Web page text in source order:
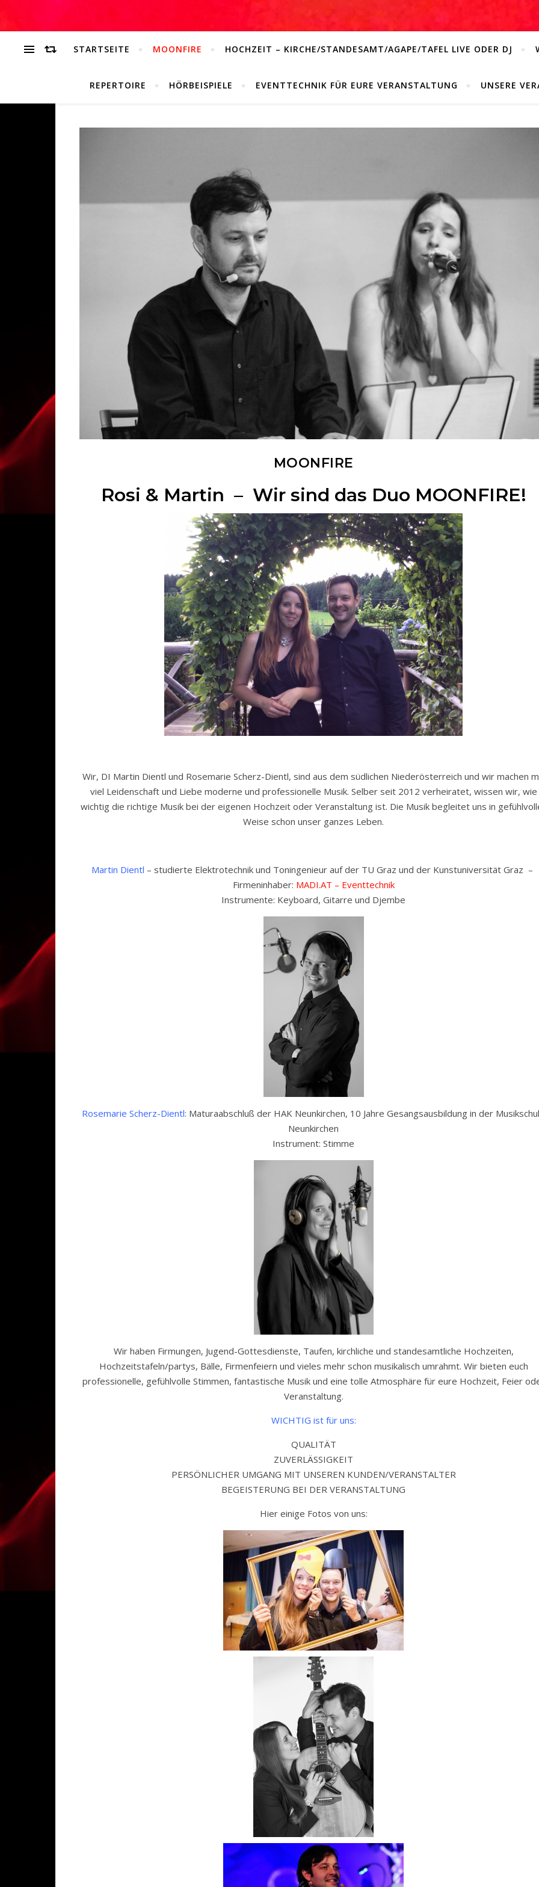
STARTSEITE MOONFIRE HOCHZEIT – KIRCHE/STANDESAMT/AGAPE/TAFEL LIVE ODER DJ
REPERTOIRE HÖRBEISPIELE EVENTTECHNIK FÜR EURE VERANSTALTUNG UNSERE
MOONFIRE
Rosi & Martin – Wir sind das Duo MOONFIRE!
Wir, DI Martin Dientl und Rosemarie Scherz-Dientl, sind aus dem südlichen Niederösterreich und wir machen
viel Leidenschaft und Liebe moderne und professionelle Musik. Selber seit 2012 verheiratet, wissen wir, wie
wichtig die richtige Musik bei der eigenen Hochzeit oder Veranstaltung ist. Die Musik begleitet uns in
Weise schon unser ganzes Leben.
Martin Dientl – studierte Elektrotechnik und Toningenieur auf der TU Graz und der Kunstuniversität Graz –
Firmeninhaber: MADI.AT – Eventtechnik
Instrumente: Keyboard, Gitarre und Djembe
Rosemarie Scherz-Dientl: Maturaabschluß der HAK Neunkirchen, 10 Jahre Gesangsausbildung in der
Neunkirchen
Instrument: Stimme
Wir haben Firmungen, Jugend-Gottesdienste, Taufen, kirchliche und standesamtliche Hochzeiten,
Hochzeitstafeln/partys, Bälle, Firmenfeiern und vieles mehr schon musikalisch umrahmt. Wir bieten euch
professionelle, gefühlvolle Stimmen, fantastische Musik und eine tolle Atmosphäre für eure Hochzeit, Feier
Veranstaltung.
WICHTIG ist für uns:
QUALITÄT
ZUVERLÄSSIGKEIT
PERSÖNLICHER UMGANG MIT UNSEREN KUNDEN/VERANSTALTER
BEGEISTERUNG BEI DER VERANSTALTUNG
Hier einige Fotos von uns: